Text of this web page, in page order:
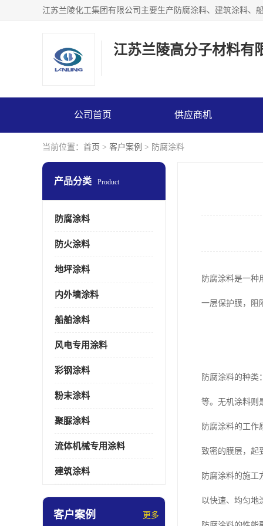
江苏兰陵高分子材料有
公司首页 供应商机
当前位置： 首页 > 客户案例 > 防腐涂料
产品分类 Product
防腐涂料
防火涂料
地坪涂料
内外墙涂料
船舶涂料
风电专用涂料
彩钢涂料
粉末涂料
聚脲涂料
流体机械专用涂料
建筑涂料
客户案例 更多
防腐涂料是一种
一层保护膜，阻
防腐涂料的种类
等。无机涂料则
防腐涂料的工作
致密的膜层，起
防腐涂料的施工
以快速、均匀地